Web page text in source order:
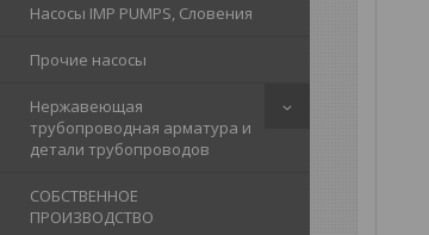
Насосы IMP PUMPS, Словения
Прочие насосы
Нержавеющая
трубопроводная арматура и
детали трубопроводов
СОБСТВЕННОЕ
ПРОИЗВОДСТВО